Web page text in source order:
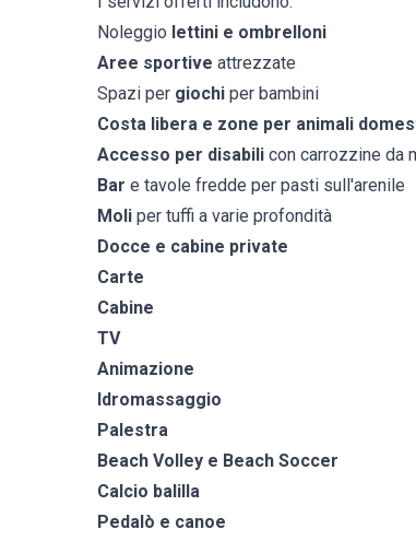
Noleggio lettini e ombrelloni
Aree sportive attrezzate
Spazi per giochi per bambini
Costa libera e zone per animali
Accesso per disabili con carrozzine da
Bar e tavole fredde per pasti sull'arenile
Moli per tuffi a varie profondità
Docce e cabine private
Carte
Cabine
TV
Animazione
Idromassaggio
Palestra
Beach Volley e Beach Soccer
Calcio balilla
Pedalò e canoe